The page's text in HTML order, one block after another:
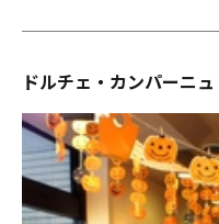
ドルチェ・カンパーニュ